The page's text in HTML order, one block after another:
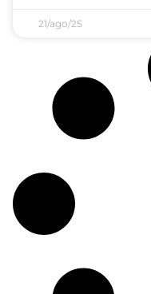
21/ago/25